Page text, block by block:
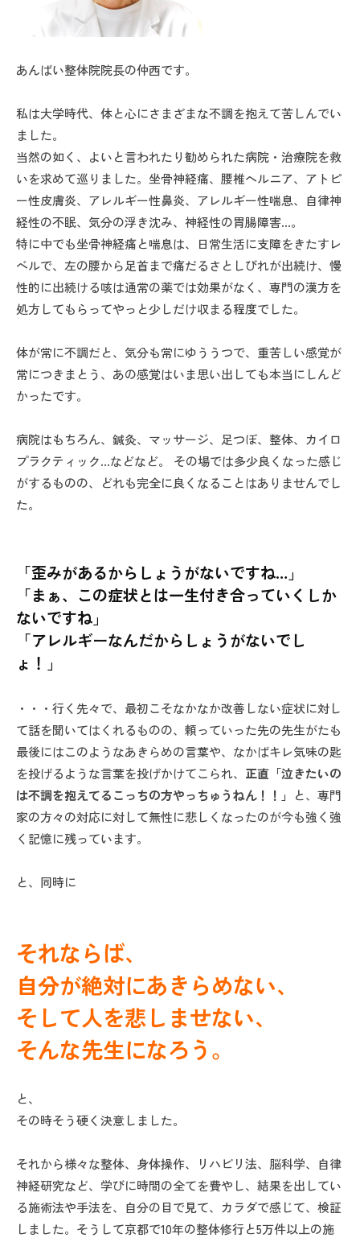
あんばい整体院院長の仲西です。
私は大学時代、体と心にさまざまな不調を抱えて苦しんでい
ました。
当然の如く、よいと言われたり勧められた病院・治療院を救
いを求めて巡りました。坐骨神経痛、腰椎ヘルニア、アトピ
ー性皮膚炎、アレルギー性鼻炎、アレルギー性喘息、自律神
経性の不眠、気分の浮き沈み、神経性の胃腸障害…。
特に中でも坐骨神経痛と喘息は、日常生活に支障をきたすレ
ベルで、左の腰から足首まで痛だるさとしびれが出続け、慢
性的に出続ける咳は通常の薬では効果がなく、専門の漢方を
処方してもらってやっと少しだけ収まる程度でした。
体が常に不調だと、気分も常にゆううつで、重苦しい感覚が
常につきまとう、あの感覚はいま思い出しても本当にしんど
かったです。
病院はもちろん、鍼灸、マッサージ、足つぼ、整体、カイロ
プラクティック…などなど。 その場では多少良くなった感じ
がするものの、どれも完全に良くなることはありませんでし
た。
「歪みがあるからしょうがないですね…」
「まぁ、この症状とは一生付き合っていくしか
ないですね」
「アレルギーなんだからしょうがないでし
ょ！」
・・・行く先々で、最初こそなかなか改善しない症状に対し
て話を聞いてはくれるものの、頼っていった先の先生がたも
最後にはこのようなあきらめの言葉や、なかばキレ気味の匙
を投げるような言葉を投げかけてこられ、 正直「泣きたいの
は不調を抱えてるこっちの方やっちゅうねん！！」
と、専門
家の方々の対応に対して無性に悲しくなったのが今も強く強
く記憶に残っています。
と、同時に
それならば、
自分が絶対にあきらめない、
そして人を悲しませない、
そんな先生になろう。
と、
その時そう硬く決意しました。
それから様々な整体、身体操作、リハビリ法、脳科学、自律
神経研究など、学びに時間の全てを費やし、結果を出してい
る施術法や手法を、自分の目で見て、カラダで感じて、検証
しました。そうして京都で10年の整体修行と5万件以上の施